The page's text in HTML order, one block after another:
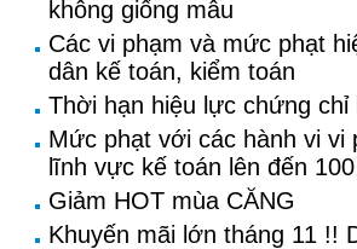
không giống mẫu
Các vi phạm và mức phạt
dân kế toán, kiểm toán
Thời hạn hiệu lực chứng
Mức phạt với các hành vi vi
lĩnh vực kế toán lên đến
Giảm HOT mùa CĂNG
Khuyến mãi lớn tháng 11 !!